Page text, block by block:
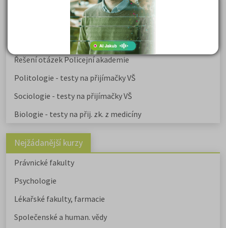
Učebnice a testy právnické fakulty
Psychologie - podklady pro přijímačky
Přijímací zkoušky z matematiky na VŠE Praha
Řešení otázek Policejní akademie
Politologie - testy na přijímačky VŠ
Sociologie - testy na přijímačky VŠ
Biologie - testy na přij. zk. z medicíny
Nejžádanější kurzy
Právnické fakulty
Psychologie
Lékařské fakulty, farmacie
Společenské a human. vědy